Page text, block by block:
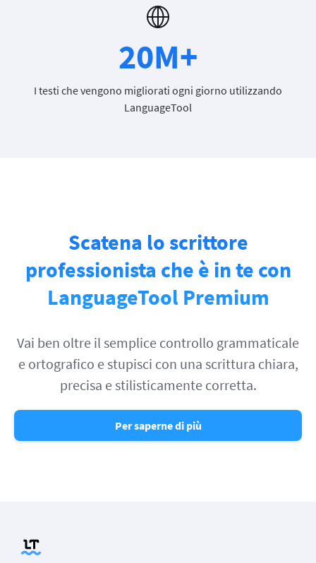
20M+
I testi che vengono migliorati ogni giorno utilizzando
LanguageTool
Scatena lo scrittore
professionista che è in te con
LanguageTool Premium
Vai ben oltre il semplice controllo grammaticale
e ortografico e stupisci con una scrittura chiara,
precisa e stilisticamente corretta.
Per saperne di più